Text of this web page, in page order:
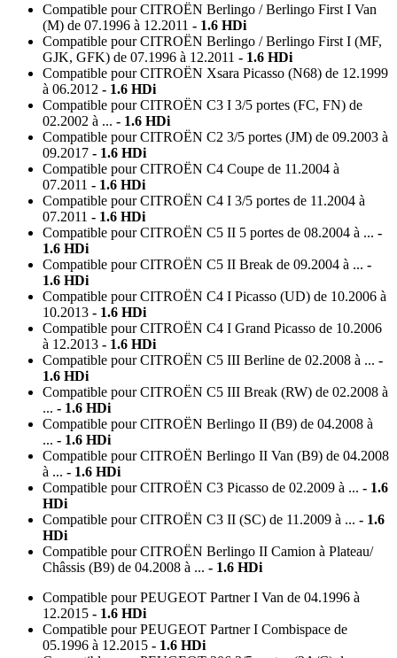
Convient pour :
Compatible pour CITROËN Berlingo / Berlingo First I Van
(M) de 07.1996 à 12.2011- 1.6 HDi
Compatible pour CITROËN Berlingo / Berlingo First I (MF,
GJK, GFK) de 07.1996 à 12.2011
- 1.6 HDi
Compatible pour CITROËN Xsara Picasso (N68) de 12.1999
à 06.2012 - 1.6 HDi
Compatible pour CITROËN C3 I 3/5 portes (FC, FN) de
02.2002 à ...- 1.6 HDi
Compatible pour CITROËN C2 3/5 portes (JM) de 09.2003 à
09.2017
Compatible pour CITROËN C4 Coupe de 11.2004 à
07.2011- 1.6 HDi
Compatible pour CITROËN C4 I 3/5 portes de 11.2004 à
07.2011- 1.6 HDi
Compatible pour CITROËN C5 II 5 portes de 08.2004 à ...-
1.6 HDi
Compatible pour CITROËN C5 II Break de 09.2004 à ...
1.6 HDi
Compatible pour CITROËN C4 I Picasso (UD) de 10.2006 à
10.2013
Compatible pour CITROËN C4 I Grand Picasso de 10.2006
à 12.2013- 1.6 HDi
Compatible pour CITROËN C5 III Berline de 02.2008 à ...
1.6 HDi
Compatible pour CITROËN C5 III Break (RW) de 02.2008 à
...- 1.6 HDi
Compatible pour CITROËN Berlingo / Berlingo First I Van
(M) de 07.1996 à 12.2011 - 1.6 HDi
Compatible pour CITROËN Berlingo / Berlingo First I (MF,
GJK, GFK) de 07.1996 à 12.2011 - 1.6 HDi
Compatible pour CITROËN Xsara Picasso (N68) de 12.1999
à 06.2012 - 1.6 HDi
Compatible pour CITROËN C3 I 3/5 portes (FC, FN) de
02.2002 à ... - 1.6 HDi
Compatible pour CITROËN C2 3/5 portes (JM) de 09.2003 à
09.2017 - 1.6 HDi
Compatible pour CITROËN C4 Coupe de 11.2004 à
07.2011 - 1.6 HDi
Compatible pour CITROËN C4 I 3/5 portes de 11.2004 à
07.2011 - 1.6 HDi
Compatible pour CITROËN C5 II 5 portes de 08.2004 à ... -
1.6 HDi
Compatible pour CITROËN C5 II Break de 09.2004 à ... -
1.6 HDi
Compatible pour CITROËN C4 I Picasso (UD) de 10.2006 à
10.2013 - 1.6 HDi
Compatible pour CITROËN C4 I Grand Picasso de 10.2006
à 12.2013 - 1.6 HDi
Compatible pour CITROËN C5 III Berline de 02.2008 à ... -
1.6 HDi
Compatible pour CITROËN C5 III Break (RW) de 02.2008 à
... - 1.6 HDi
Compatible pour CITROËN Berlingo II (B9) de 04.2008 à
... - 1.6 HDi
Compatible pour CITROËN Berlingo II Van (B9) de 04.2008
à ... - 1.6 HDi
Compatible pour CITROËN C3 Picasso de 02.2009 à ... - 1.6
HDi
Compatible pour CITROËN C3 II (SC) de 11.2009 à ... - 1.6
HDi
Compatible pour CITROËN Berlingo II Сamion à Plateau/
Сhâssis (B9) de 04.2008 à ... - 1.6 HDi
Compatible pour PEUGEOT Partner I Van de 04.1996 à
12.2015 - 1.6 HDi
Compatible pour PEUGEOT Partner I Combispace de
05.1996 à 12.2015 - 1.6 HDi